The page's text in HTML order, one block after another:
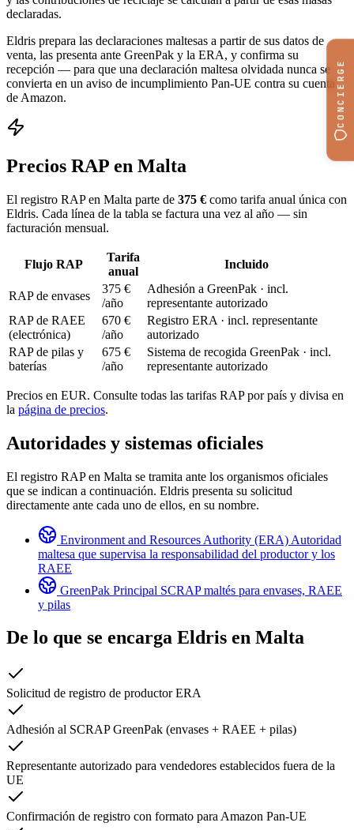
declaradas.
Eldris prepara las declaraciones maltesas a partir de sus datos de
venta, las presenta ante GreenPak y la ERA, y confirma su
recepción — para que una declaración maltesa olvidada nunca se
convierta en un aviso de incumplimiento Pan-UE contra su cuenta
de Amazon.
Precios RAP en Malta
El registro RAP en Malta parte de 375 € como tarifa anual única con
Eldris. Cada línea de la tabla se factura una vez al año — sin
facturación mensual.
Flujo RAP
Tarifa
anual
Incluido
RAP de envases
375 €
/año
Adhesión a GreenPak · incl.
representante autorizado
RAP de RAEE
(electrónica)
670 €
/año
Registro ERA · incl. representante
autorizado
RAP de pilas y
baterías
675 €
/año
Sistema de recogida GreenPak · incl.
representante autorizado
Precios en EUR. Consulte todas las tarifas RAP por país y divisa en
la página de precios.
Autoridades y sistemas oficiales
El registro RAP en Malta se tramita ante los organismos oficiales
que se indican a continuación. Eldris presenta su solicitud
directamente ante cada uno de ellos, en su nombre.
Environment and Resources Authority (ERA) Autoridad
maltesa que supervisa la responsabilidad del productor y los
RAEE
GreenPak Principal SCRAP maltés para envases, RAEE
y pilas
De lo que se encarga Eldris en Malta
Solicitud de registro de productor ERA
Adhesión al SCRAP GreenPak (envases + RAEE + pilas)
Representante autorizado para vendedores establecidos fuera de la
UE
Confirmación de registro con formato para Amazon Pan-UE
CONCIERGE